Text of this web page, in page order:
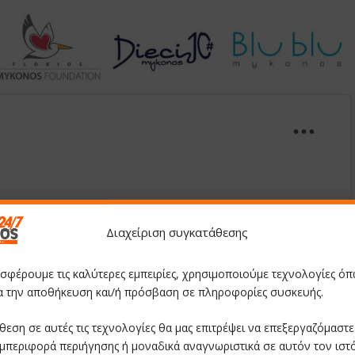
Διαχείριση συγκατάθεσης
τις καλύτερες εμπειρίες, χρησιμοποιούμε τεχνολογίες
την αποθήκευση και/ή πρόσβαση σε πληροφορίες συσκευής.
σε αυτές τις τεχνολογίες θα μας επιτρέψει να
περιήγησης ή μοναδικά αναγνωριστικά σε αυτόν τον
marketing cookies and
this content